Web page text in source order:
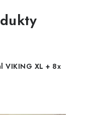
VIKING XL + 8x